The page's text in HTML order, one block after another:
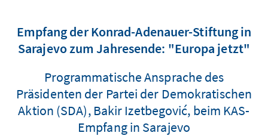
Empfang der Konrad-Adenauer-Stiftung in
Sarajevo zum Jahresende: "Europa jetzt"
Programmatische Ansprache des
Präsidenten der Partei der Demokratischen
Aktion (SDA), Bakir Izetbegović, beim KAS-
Empfang in Sarajevo